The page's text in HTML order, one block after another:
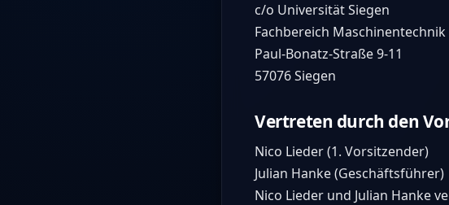
c/o Universität Siegen
Fachbereich Maschinentechnik
Paul-Bonatz-Straße 9-11
57076 Siegen
Vertreten durch den
Nico Lieder (1. Vorsitzender)
Julian Hanke (Geschäftsführer)
Nico Lieder und Julian Hanke